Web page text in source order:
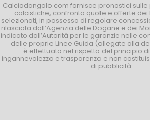
Calciodangolo.com fornisce pronostici
calcistiche, confronta quote e offerte dei
selezionati, in possesso di regolare
rilasciata dall’Agenzia delle Dogane e dei
indicato dall’Autorità per le garanzie nelle
delle proprie Linee Guida (allegate alla
è effettuato nel rispetto del principio
ingannevolezza e trasparenza e non
di pubblicità.